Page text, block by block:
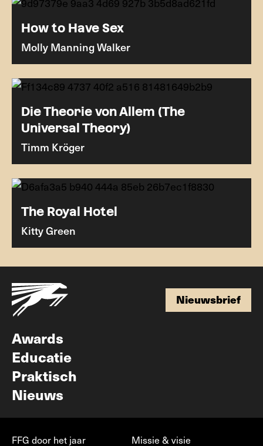
How to Have Sex
Molly Manning Walker
Die Theorie von Allem (The
Universal Theory)
Timm Kröger
The Royal Hotel
Kitty Green
Nieuwsbrief
Awards
Educatie
Praktisch
Nieuws
FFG door het jaar Missie & visie